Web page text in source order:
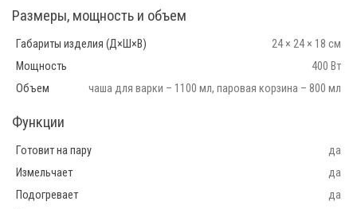
Размеры, мощность и объем
Габариты изделия (Д×Ш×В)
24 × 24 × 18 см
Мощность
400 Вт
Объем
чаша для варки – 1100 мл, паровая корзина – 800 мл
Функции
Готовит на пару
да
Измельчает
да
Подогревает
да